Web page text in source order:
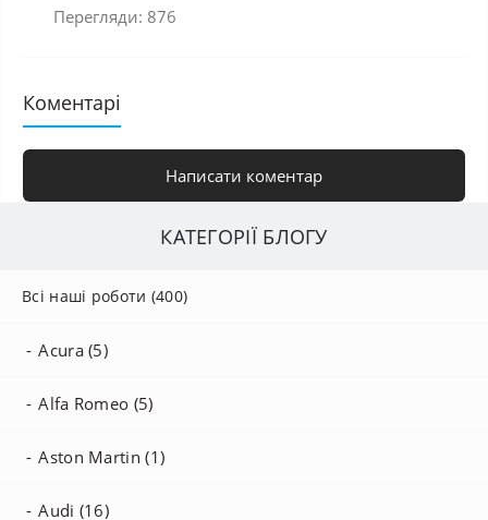
Перегляди: 876
Коментарі
Написати коментар
КАТЕГОРІЇ БЛОГУ
Всі наші роботи (400)
Acura (5)
Alfa Romeo (5)
Aston Martin (1)
Audi (16)